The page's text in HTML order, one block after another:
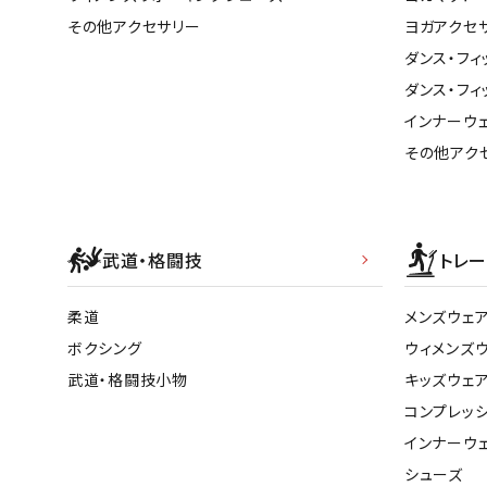
その他アクセサリー
ヨガアクセ
ダンス・フ
ダンス・フ
インナーウ
その他アク
武道・格闘技
柔道
ボクシング
武道・格闘技小物
トレ
メンズウェ
ウィメンズ
キッズウェ
コンプレッ
インナーウ
シューズ